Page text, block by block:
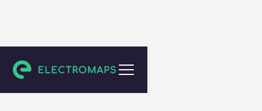
Honolulu